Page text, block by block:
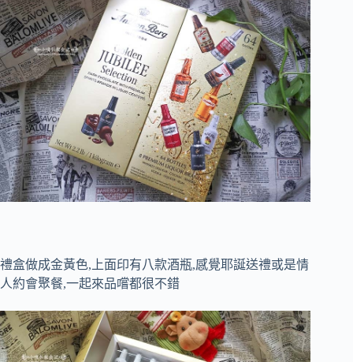
禮盒做成金黃色,上面印有八款酒瓶,感覺耶誕送禮或是情
人約會聚餐,一起來品嚐都很不錯